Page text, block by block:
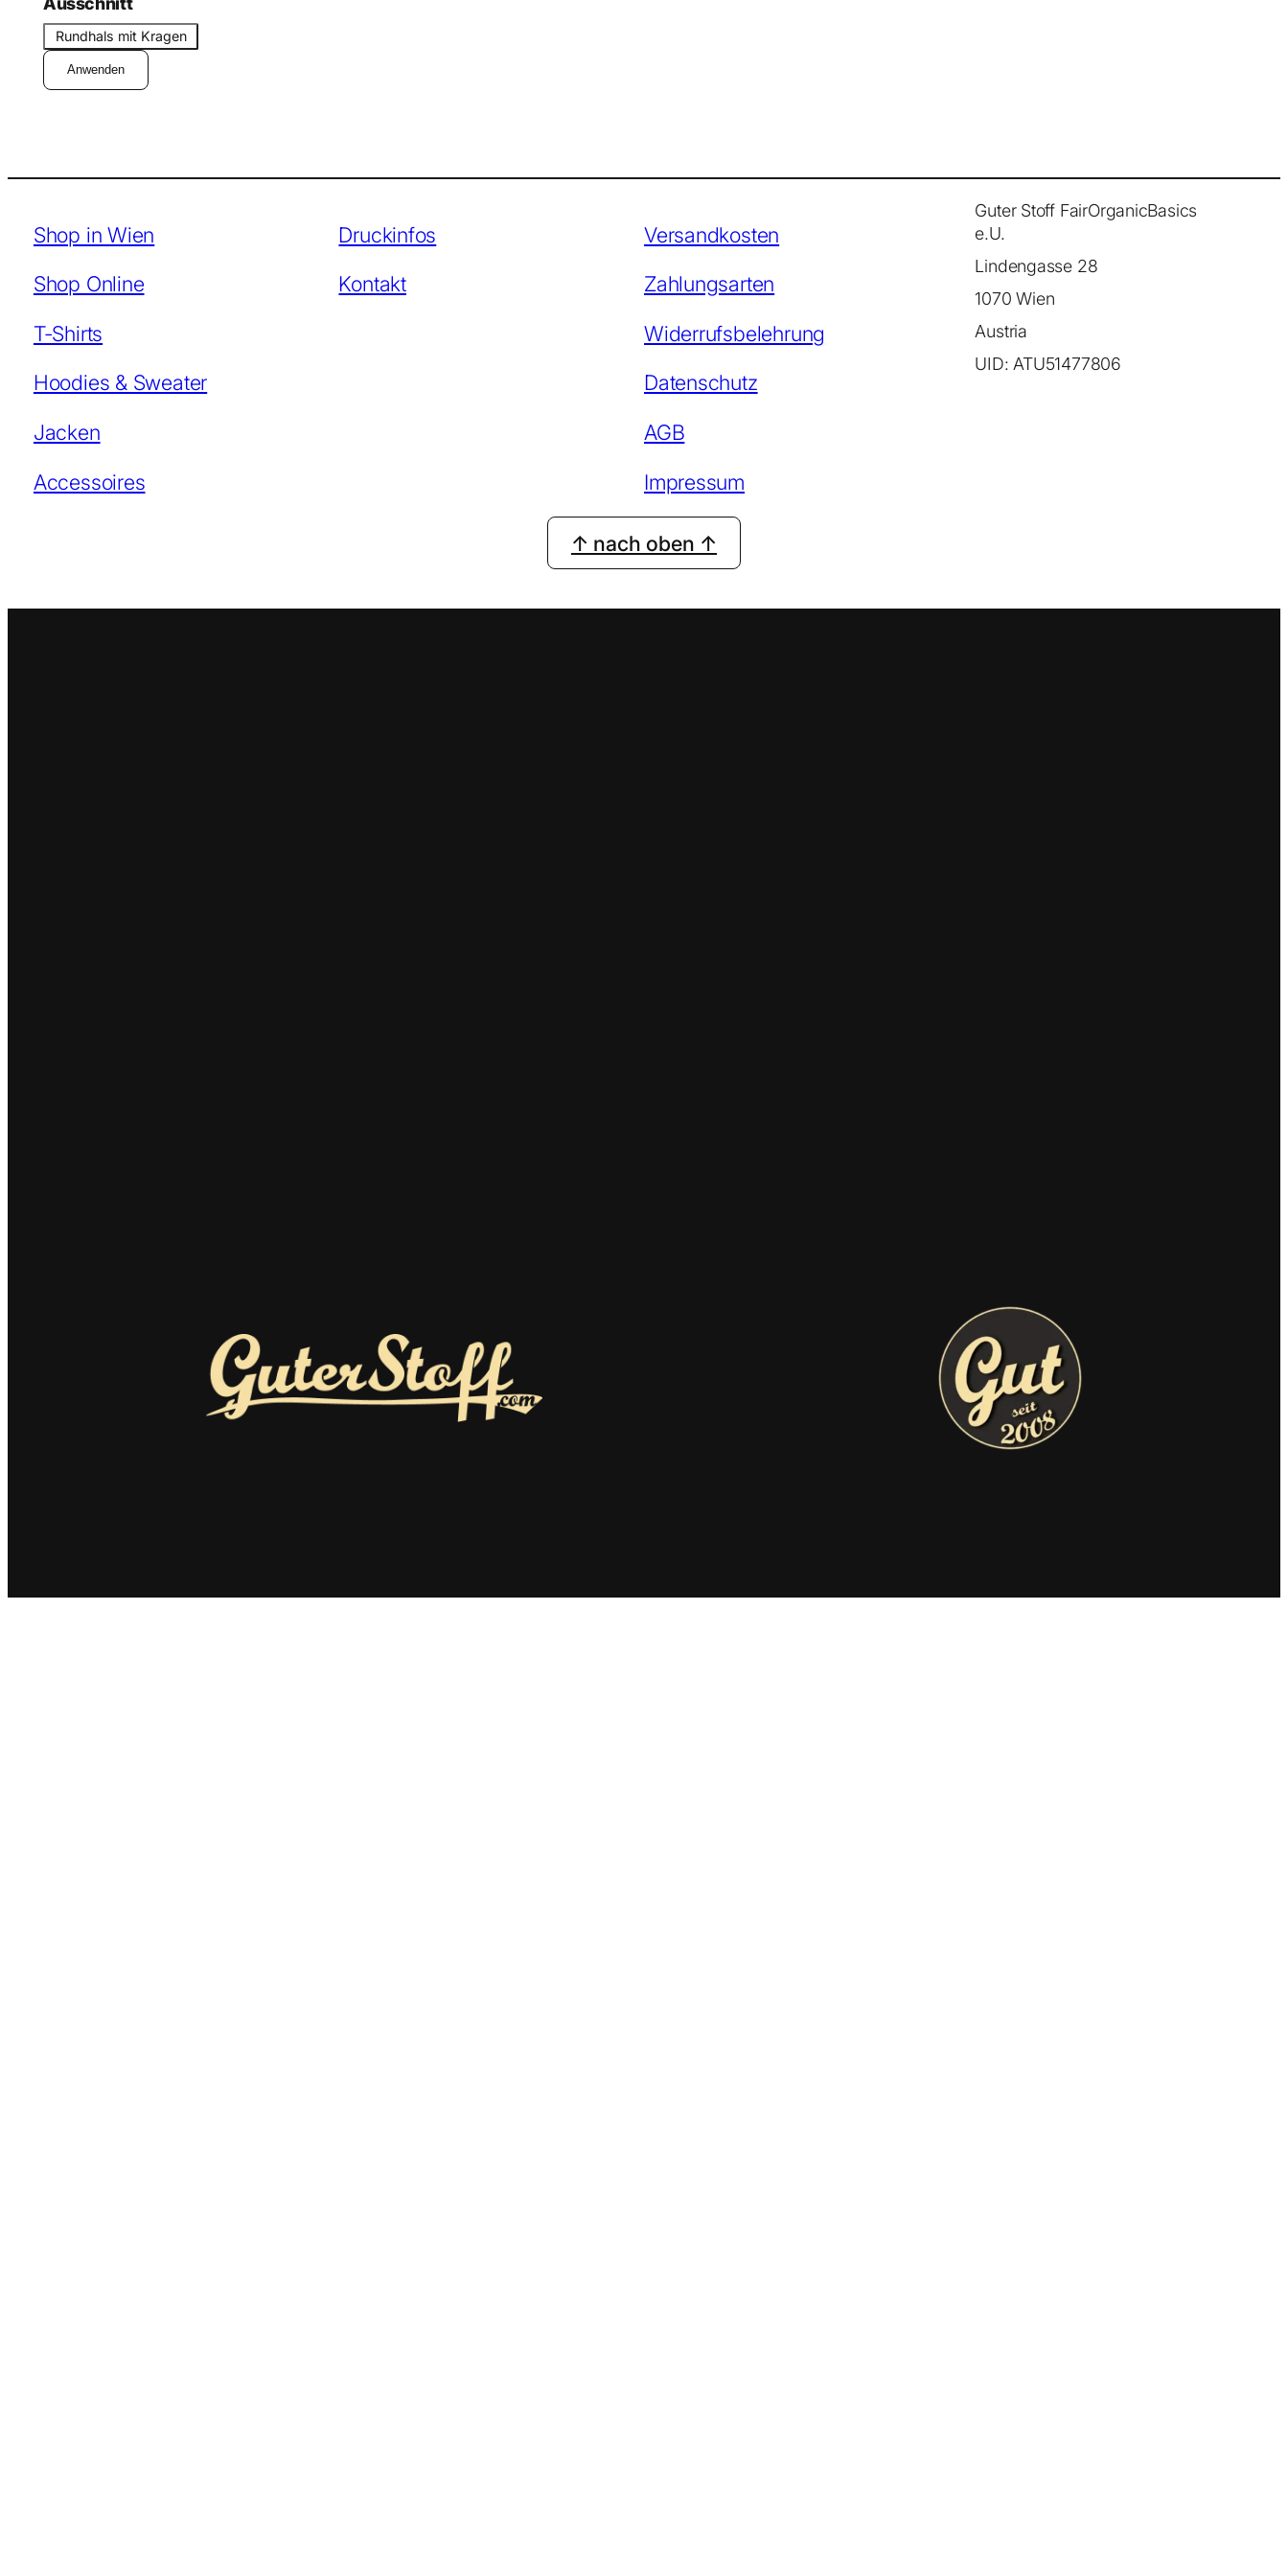
f
r
m
m
e
u
s
t
Rundhals mit Kragen
Anwenden
Shop in Wien
Shop Online
T-Shirts
Hoodies & Sweater
Jacken
Accessoires
Druckinfos
Kontakt
Versandkosten
Zahlungsarten
Widerrufsbelehrung
Datenschutz
AGB
Impressum
Guter Stoff FairOrganicBasics
e.U.
Lindengasse 28
1070 Wien
Austria
UID: ATU51477806
↑ nach oben ↑